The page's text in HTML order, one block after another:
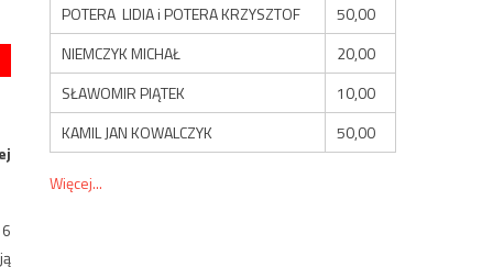
POTERA LIDIA i POTERA KRZYSZTOF
50,00
NIEMCZYK MICHAŁ
20,00
SŁAWOMIR PIĄTEK
10,00
KAMIL JAN KOWALCZYK
50,00
Więcej...